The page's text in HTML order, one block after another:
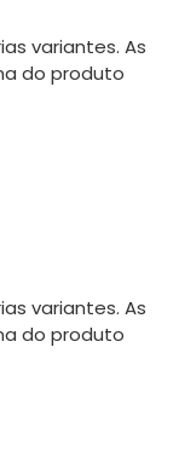
variantes. As
do produto
variantes. As
do produto